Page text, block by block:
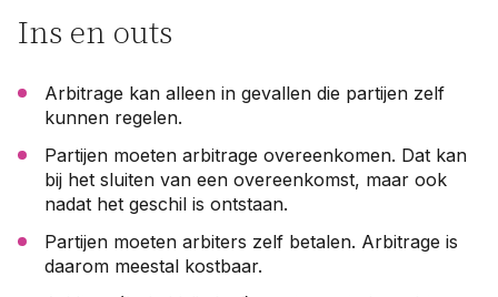
Ins en outs
Arbitrage kan alleen in gevallen die partijen zelf
kunnen regelen.
Partijen moeten arbitrage overeenkomen. Dat kan
bij het sluiten van een overeenkomst, maar ook
nadat het geschil is ontstaan.
Partijen moeten arbiters zelf betalen. Arbitrage is
daarom meestal kostbaar.